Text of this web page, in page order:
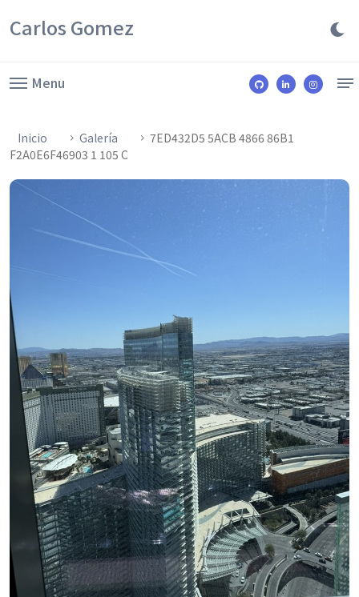
Carlos Gomez
Menu
Inicio Galería
7ED432D5 5ACB 4866 86B1
F2A0E6F46903 1 105 C